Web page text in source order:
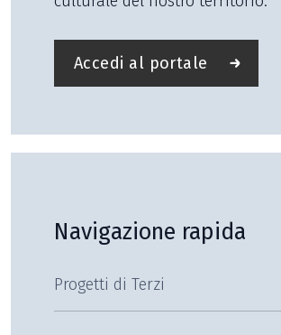
Accedi al portale
Navigazione rapida
Progetti di Terzi